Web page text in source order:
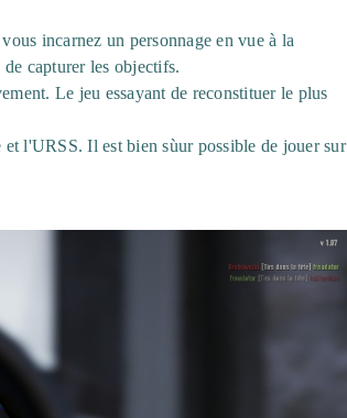
incarnez un personnage en vue à la
capturer les objectifs.
Le jeu essayant de reconstituer le plus
l'URSS. Il est bien sùur possible de jouer sur